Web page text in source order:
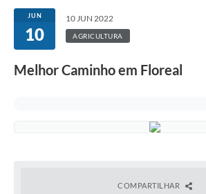
JUN
10
10 JUN 2022
AGRICULTURA
Melhor Caminho em Floreal
COMPARTILHAR